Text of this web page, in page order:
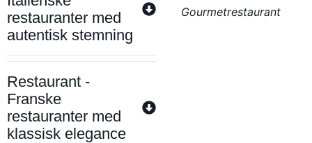
restauranter med
autentisk stemning
Restaurant -
Franske
restauranter med
klassisk elegance
Gourmetrestaurant